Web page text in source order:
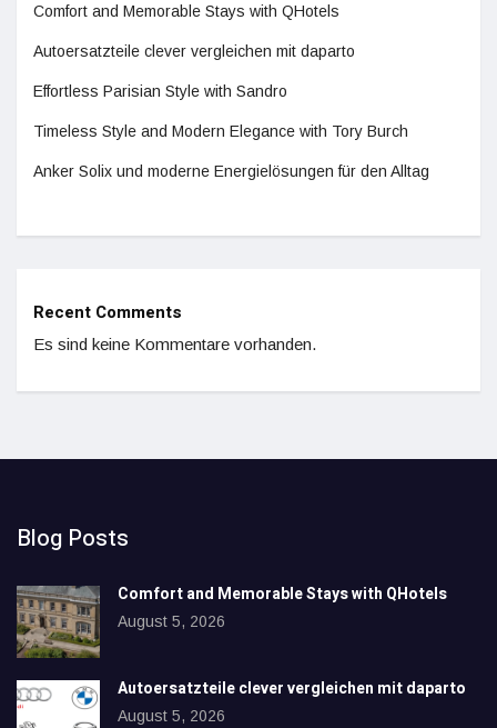
Comfort and Memorable Stays with QHotels
Autoersatzteile clever vergleichen mit daparto
Effortless Parisian Style with Sandro
Timeless Style and Modern Elegance with Tory Burch
Anker Solix und moderne Energielösungen für den Alltag
Recent Comments
Es sind keine Kommentare vorhanden.
Blog Posts
Comfort and Memorable Stays with QHotels
August 5, 2026
Autoersatzteile clever vergleichen mit daparto
August 5, 2026